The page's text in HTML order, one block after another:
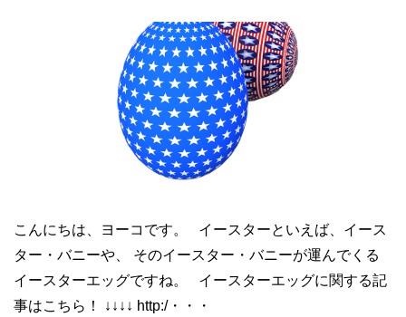
こんにちは、ヨーコです。 イースターといえば、イース
ター・バニーや、 そのイースター・バニーが運んでくる
イースターエッグですね。 イースターエッグに関する記
事はこちら！ ↓↓↓↓ http:/・・・